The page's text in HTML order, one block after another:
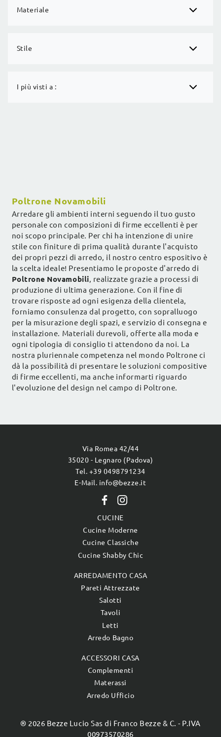
Materiale
Stile
I più visti a :
Poltrone Novamobili
Arredare gli ambienti interni seguendo il tuo gusto
personale con composizioni di firme eccellenti è per
noi scopo principale. Per chi ha intenzione di unire
stile con finiture di prima qualità durante l'acquisto
dei propri pezzi di arredo, il nostro centro espositivo è
la scelta ideale! Presentiamo le proposte d'arredo di
Poltrone Novamobili, realizzate grazie a processi di
produzione di ultima generazione. Con il fine di
trovare risposte ad ogni esigenza della clientela,
forniamo consulenza dal progetto, con sopralluogo
per la misurazione degli spazi, e servizio di consegna e
installazione. Materiali durevoli, offerte alla moda e
ogni tipologia di consiglio ti attendono da noi. La
nostra pluriennale competenza nel mondo Poltrone ci
dà la possibilità di presentare le soluzioni compositive
di firme eccellenti, ma anche informarti riguardo
l'evoluzione del design nel campo di Poltrone.
Via Romea 42/44
35020 - Legnaro (Padova)
Tel. +39 0498791234
E-Mail. info@bezze.it
CUCINE
Cucine Moderne
Cucine Classiche
Cucine Shabby Chic
ARREDAMENTO CASA
Pareti Attrezzate
Salotti
Tavoli
Letti
Arredo Bagno
ACCESSORI CASA
Complementi
Materassi
Arredo Ufficio
® 2026 Bezze Lucio Sas di Franco Bezze & C. - P.IVA
00973570286